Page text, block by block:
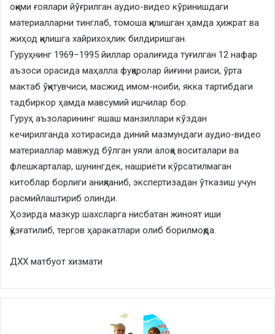
оқими ғоялари йўғрилган аудио-видео кўринишдаги
материалларни тинглаб, томоша қилишган ҳамда ҳижрат ва
жиҳод қилишга хайрихоҳлик билдиришган.
Гуруҳнинг 1969–1995 йиллар оралиғида туғилган 12 нафар
аъзоси орасида маҳалла фуқаролар йиғини раиси, ўрта
мактаб ўқитувчиси, масжид имом-ноиби, якка тартибдаги
тадбиркор ҳамда мавсумий ишчилар бор.
Гуруҳ аъзоларининг яшаш манзиллари кўздан
кечирилганда хотирасида диний мазмундаги аудио-видео
материаллар мавжуд бўлган уяли алоқа воситалари ва
флешкарталар, шунингдек, нашриёти кўрсатилмаган
китоблар борлиги аниқланиб, экспертизадан ўтказиш учун
расмийлаштириб олинди.
Ҳозирда мазкур шахсларга нисбатан жиноят иши
қўзғатилиб, тергов ҳаракатлари олиб борилмоқда.
ДХХ матбуот хизмати